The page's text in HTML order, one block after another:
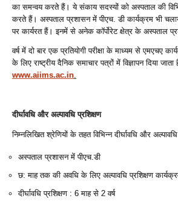
का समन्‍वय करते हैं। ये संकाय सदस्‍यों को अस्‍पताल की
करते हैं। अस्‍पताल प्रशासन में पीएच. डी कार्यक्रम भी
पर कार्यरत हैं। इनमें से अनेक कॉर्पोरेट क्षेत्र के अस्‍पताल
वर्ष में दो बार एक प्रतियोगी परीक्षा के माध्‍यम से
के लिए राष्‍ट्रीय दैनिक समाचार पत्रों में विज्ञापन दिया
www.aiims.ac.in.
दीर्घावधि और अल्‍पावधि प्रशिक्षण
निम्‍नलिखित श्रेणियों के तहत विभिन्‍न दीर्घावधि और
अस्‍पताल प्रशासन में पीएच.डी
छ: माह तक की अवधि के लिए अल्‍पावधि प्रशिक्षण
दीर्घावधि प्रशिक्षण : 6 माह से 2 वर्ष